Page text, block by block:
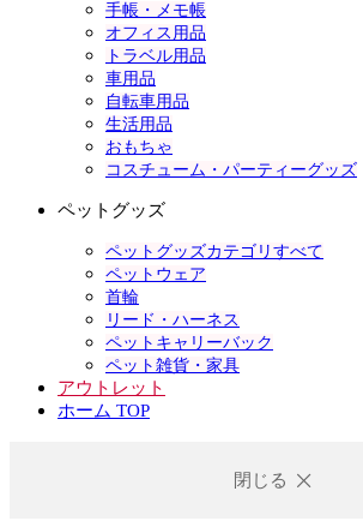
手帳・メモ帳
オフィス用品
トラベル用品
車用品
自転車用品
生活用品
おもちゃ
コスチューム・パーティーグッズ
ペットグッズ
ペットグッズカテゴリすべて
ペットウェア
首輪
リード・ハーネス
ペットキャリーバック
ペット雑貨・家具
アウトレット
ホーム TOP
閉じる